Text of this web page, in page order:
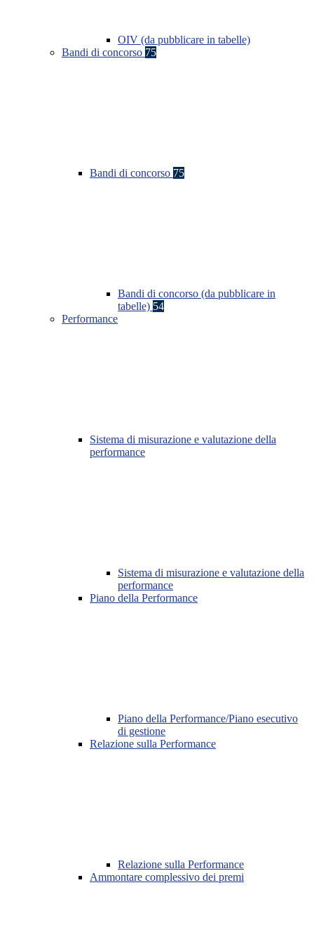
OIV (da pubblicare in tabelle)
Bandi di concorso 75
Bandi di concorso 75
Bandi di concorso (da pubblicare in
tabelle) 54
Performance
Sistema di misurazione e valutazione della
performance
Sistema di misurazione e valutazione della
performance
Piano della Performance
Piano della Performance/Piano esecutivo
di gestione
Relazione sulla Performance
Relazione sulla Performance
Ammontare complessivo dei premi